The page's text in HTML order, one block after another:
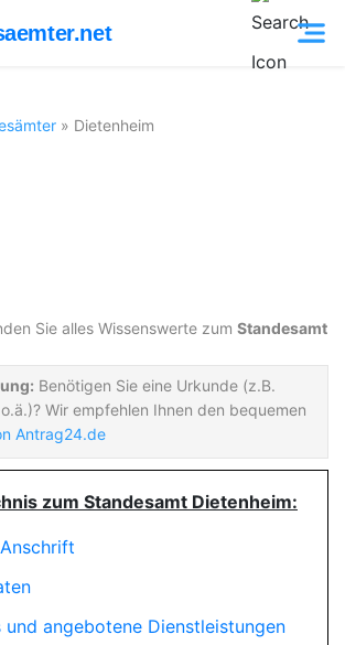
» Dietenheim
Sie alles Wissenswerte zum Standesamt
Benötigen Sie eine Urkunde (z.B.
Wir empfehlen Ihnen den bequemen
Antrag24.de
zum Standesamt Dietenheim:
und angebotene Dienstleistungen